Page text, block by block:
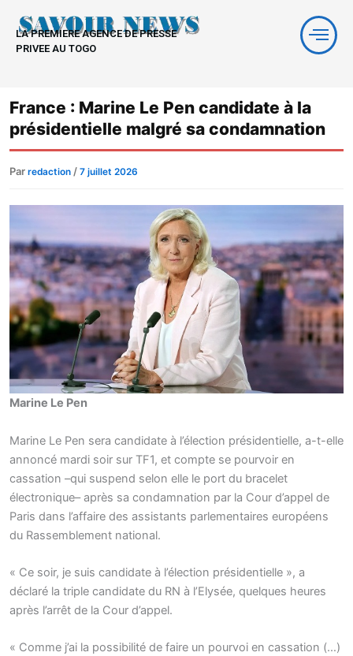
contenu
LA PREMIERE AGENCE DE PRESSE
PRIVEE AU TOGO
France : Marine Le Pen candidate à la
présidentielle malgré sa condamnation
Par redaction / 7 juillet 2026
Marine Le Pen
Marine Le Pen sera candidate à l’élection présidentielle, a-t-elle
annoncé mardi soir sur TF1, et compte se pourvoir en
cassation –qui suspend selon elle le port du bracelet
électronique– après sa condamnation par la Cour d’appel de
Paris dans l’affaire des assistants parlementaires européens
du Rassemblement national.
« Ce soir, je suis candidate à l’élection présidentielle », a
déclaré la triple candidate du RN à l’Elysée, quelques heures
après l’arrêt de la Cour d’appel.
« Comme j’ai la possibilité de faire un pourvoi en cassation (…)